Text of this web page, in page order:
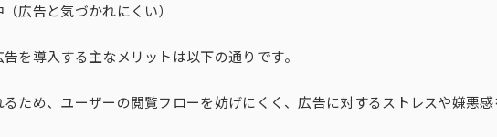
広告と気づかれにくい）
を導入する主なメリットは以下の通りです。
ため、ユーザーの閲覧フローを妨げにくく、広告に対するストレスや嫌悪感